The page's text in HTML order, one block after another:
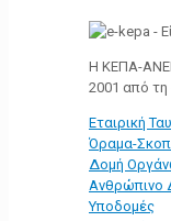
Η ΚΕΠΑ-
2001 από
Εταιρική
Όραμα-
Δομή
Ανθρώπινο
Υποδομές